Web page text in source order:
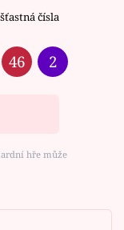
čísla
46 2
hře může